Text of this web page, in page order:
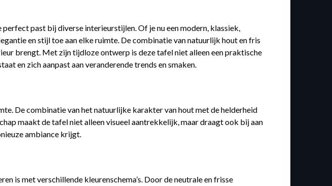
past bij diverse interieurstijlen. Of je nu een modern, klassiek,
en stijl toe aan elke ruimte. De combinatie van natuurlijk hout en fris
brengt. Met zijn tijdloze ontwerp is deze tafel niet alleen een praktische
en zich aanpast aan veranderende trends en smaken.
De combinatie van het natuurlijke karakter van hout met de helderheid
maakt de tafel niet alleen visueel aantrekkelijk, maar draagt ook bij aan
ambiance krijgt.
is met verschillende kleurenschema’s. Door de neutrale en frisse